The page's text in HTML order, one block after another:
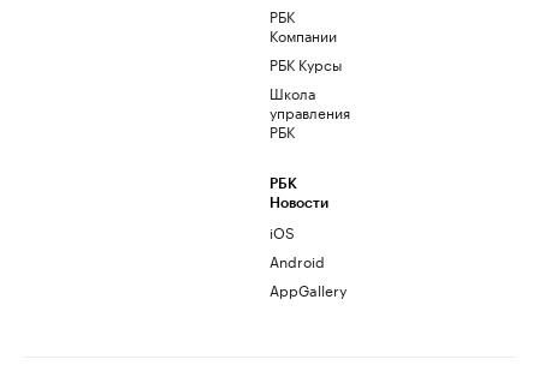
РБК
Компании
РБК Курсы
Школа
управления
РБК
РБК
Новости
iOS
Android
AppGallery